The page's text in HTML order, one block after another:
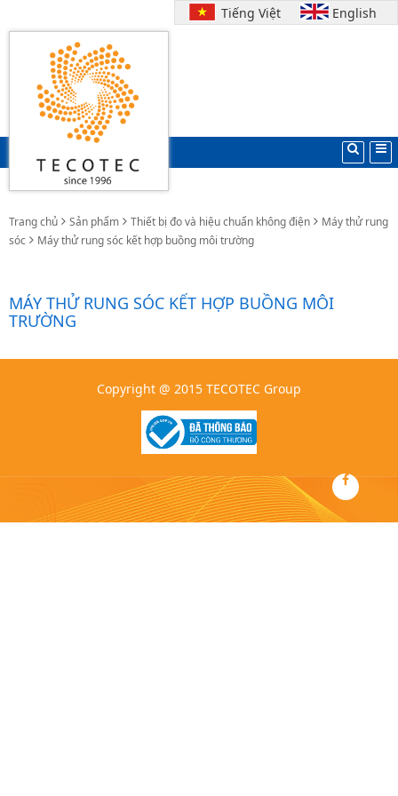
Tiếng Việt English
Trang chủ Sản phẩm Thiết bị đo và hiệu chuẩn không điện
Máy thử rung
sóc
Máy thử rung sóc kết hợp buồng môi trường
MÁY THỬ RUNG SÓC KẾT HỢP BUỒNG MÔI
TRƯỜNG
Copyright @ 2015 TECOTEC Group